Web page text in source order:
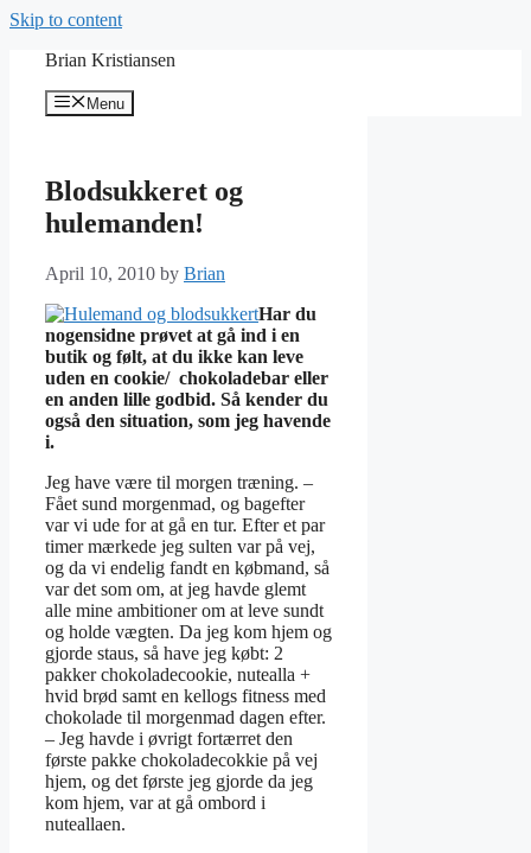
Skip to content
Brian Kristiansen
Menu
Blodsukkeret og
hulemanden!
April 10, 2010 by Brian
Har du
nogensidne prøvet at gå ind i en
butik og følt, at du ikke kan leve
uden en cookie/ chokoladebar eller
en anden lille godbid. Så kender du
også den situation, som jeg havende
i.
Jeg have være til morgen træning. –
Fået sund morgenmad, og bagefter
var vi ude for at gå en tur. Efter et par
timer mærkede jeg sulten var på vej,
og da vi endelig fandt en købmand, så
var det som om, at jeg havde glemt
alle mine ambitioner om at leve sundt
og holde vægten. Da jeg kom hjem og
gjorde staus, så have jeg købt: 2
pakker chokoladecookie, nutealla +
hvid brød samt en kellogs fitness med
chokolade til morgenmad dagen efter.
– Jeg havde i øvrigt fortærret den
første pakke chokoladecokkie på vej
hjem, og det første jeg gjorde da jeg
kom hjem, var at gå ombord i
nuteallaen.